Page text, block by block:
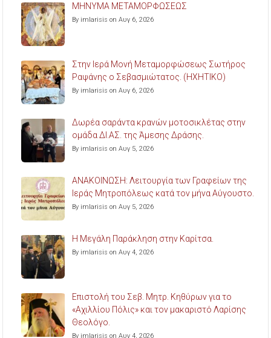
ΜΗΝΥΜΑ ΜΕΤΑΜΟΡΦΩΣΕΩΣ
By imlarisis on Αυγ 6, 2026
Στην Ιερά Μονή Μεταμορφώσεως Σωτήρος
Ραψάνης ο Σεβασμιώτατος. (ΗΧΗΤΙΚΟ)
By imlarisis on Αυγ 6, 2026
Δωρέα σαράντα κρανών μοτοσικλέτας στην
ομάδα ΔΙ.ΑΣ. της Άμεσης Δράσης.
By imlarisis on Αυγ 5, 2026
ΑΝΑΚΟΙΝΩΣΗ: Λειτουργία των Γραφείων της
Ιεράς Μητροπόλεως κατά τον μήνα Αύγουστο.
By imlarisis on Αυγ 5, 2026
Η Μεγάλη Παράκληση στην Καρίτσα.
By imlarisis on Αυγ 4, 2026
Επιστολή του Σεβ. Μητρ. Κηθύρων για το
«Αχιλλίου Πόλις» και τον μακαριστό Λαρίσης
Θεολόγο.
By imlarisis on Αυγ 4, 2026